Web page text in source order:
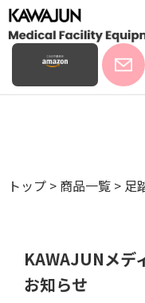
トップ > 商品一覧 > 足
KAWAJUNメデ
お知らせ